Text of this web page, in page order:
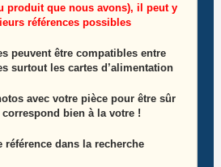
boutons + support tablette
Le
initial
était :
5,00€.
Le
actuel
est :
4,50€.
Lire la suite
produit que nous avons), il peut y
références possibles
peuvent être compatibles entre
surtout les cartes d’alimentation
avec votre pièce pour être sûr
bien à la votre !
référence dans la recherche